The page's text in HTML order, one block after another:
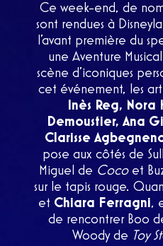
Ce week-end, de
sont rendues à
l’avant première du
une Aventure
scène d’iconiques
cet événement, les
Inès Reg, Nora
Demoustier, Ana
Clarisse
pose aux côtés de
Miguel de Cocoet
sur le tapis rouge.
et Chiara Ferragni,
de rencontrer Boo
Woody de Toy